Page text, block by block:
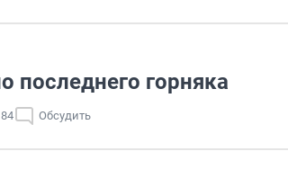
последнего горняка
84 Обсудить